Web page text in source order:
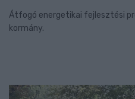
Átfogó energetikai fejlesztési
kormány.